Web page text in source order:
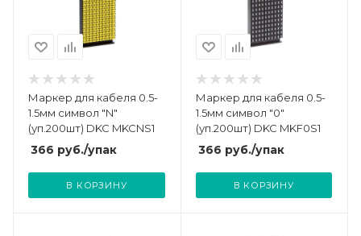
Маркер для кабеля 0.5-
1.5мм символ "N"
(уп.200шт) DKC MKCNS1
366 руб./упак
В КОРЗИНУ
Маркер для кабеля 0.5-
1.5мм символ "0"
(уп.200шт) DKC MKF0S1
366 руб./упак
В КОРЗИНУ